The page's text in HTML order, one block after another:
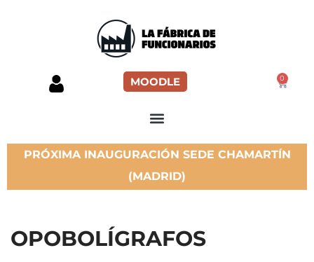
MOODLE 0
PRÓXIMA INAUGURACIÓN SEDE CHAMARTÍN
(MADRID)
OPOBOLÍGRAFOS